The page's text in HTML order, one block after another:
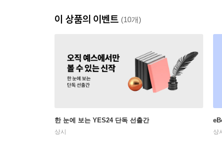
이 상품의 이벤트 (10개)
한 눈에 보는 YES24 단독 선출간
상시 상